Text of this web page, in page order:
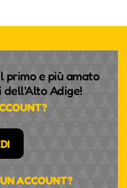
primo e più amato
dell'Alto Adige!
ACCOUNT?